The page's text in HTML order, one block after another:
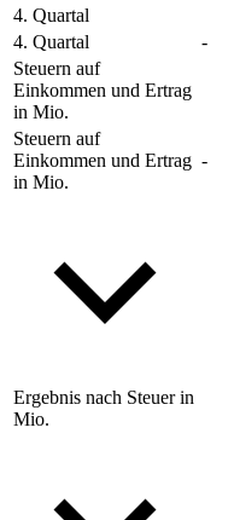
4. Quartal
4. Quartal
-
Steuern auf
Einkommen und Ertrag
in Mio.
Steuern auf
Einkommen und Ertrag
in Mio.
-
Ergebnis nach Steuer in
Mio.